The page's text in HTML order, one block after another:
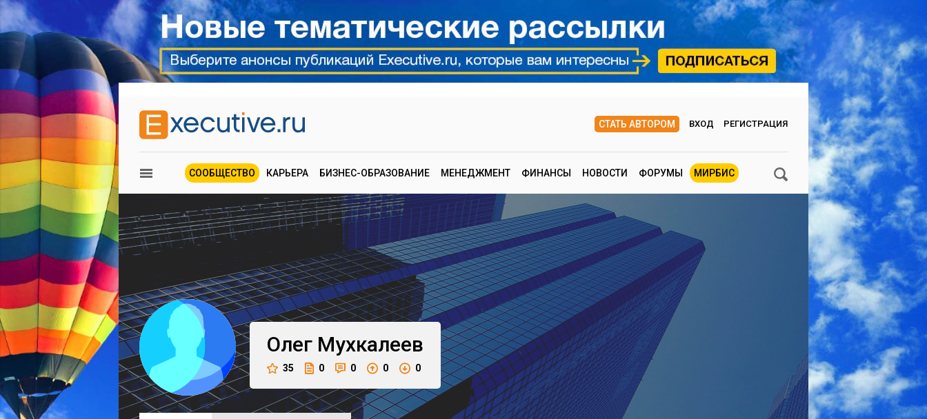
СТАТЬ АВТОРОМ ВХОД РЕГИСТРАЦИЯ
СООБЩЕСТВО КАРЬЕРА БИЗНЕС-ОБРАЗОВАНИЕ МЕНЕДЖМЕНТ ФИНАНСЫ НОВОСТИ ФОРУМЫ МИРБИС
Олег Мухкалеев
35 0 0 0 0